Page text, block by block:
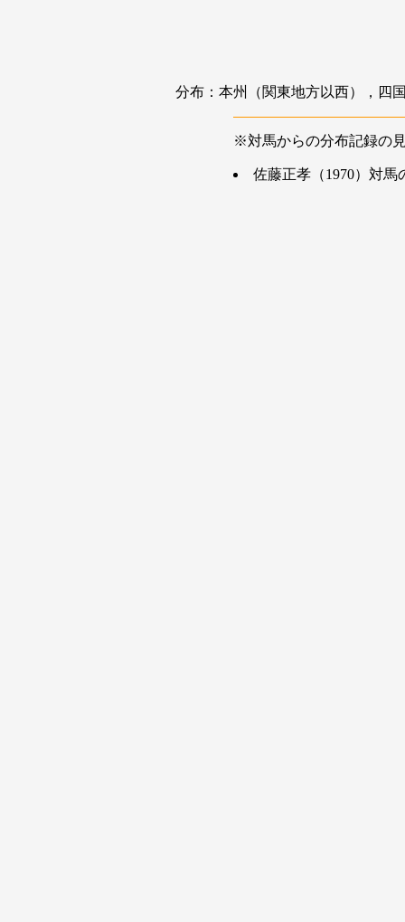
分布：本州（関東地方以西），四
※対馬からの分布記録の
佐藤正孝（1970）対馬